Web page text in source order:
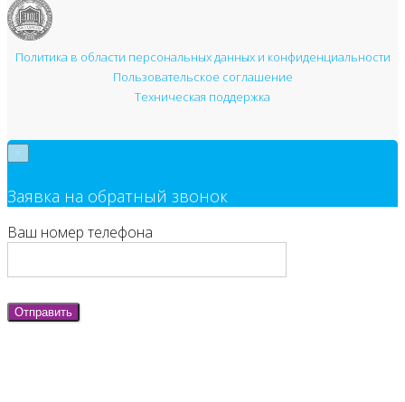
Политика в области персональных данных и конфиденциальности
Пользовательское соглашение
Техническая поддержка
Заявка на обратный звонок
Ваш номер телефона
Отправить